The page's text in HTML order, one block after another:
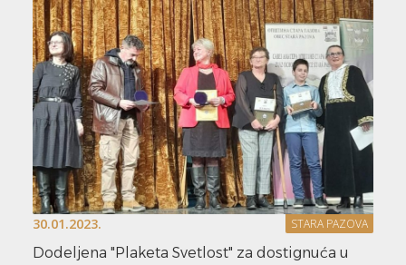
30.01.2023. STARA PAZOVA
Dodeljena "Plaketa Svetlost" za dostignuća u